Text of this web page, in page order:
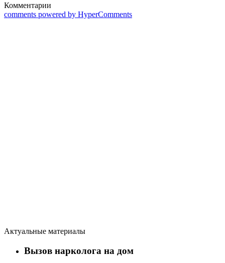
Комментарии
comments powered by HyperComments
Актуальные материалы
Вызов нарколога на дом